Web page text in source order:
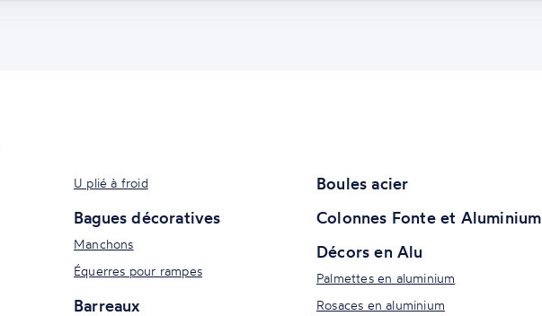
U plié à froid
Bagues décoratives
Manchons
Équerres pour rampes
Barreaux
Boules acier
Colonnes Fonte et Aluminium
Décors en Alu
Palmettes en aluminium
Rosaces en aluminium